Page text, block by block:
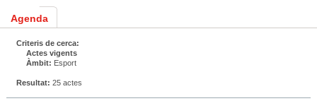
Agenda
Criteris de cerca:
Actes vigents
Àmbit: Esport
Resultat: 25 actes